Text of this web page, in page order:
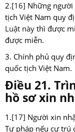
2.[16] Những
tịch Việt Nam quy
Luật nàythì được
được miễn.
3. Chính phủ quy
quốc tịch Việt Nam.
Điều 21.
hồ sơ xin
1.[17] Người xin
Tư pháp nếu cư trú